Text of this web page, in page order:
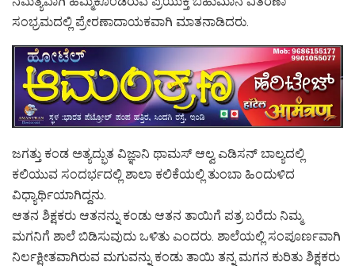
ಸಂಭ್ರಮದಲ್ಲಿ ಪ್ರೇರಣಾದಾಯಕವಾಗಿ ಮಾತನಾಡಿದರು.
ಜಗತ್ತು ಕಂಡ ಅತ್ಯದ್ಭುತ ವಿಜ್ಞಾನಿ ಥಾಮಸ್ ಆಲ್ವ ಎಡಿಸನ್ ಬಾಲ್ಯದಲ್ಲಿ
ಕಲಿಯುವ ಸಂದರ್ಭದಲ್ಲಿ ಶಾಲಾ ಕಲಿಕೆಯಲ್ಲಿ ತುಂಬಾ ಹಿಂದುಳಿದ
ವಿಧ್ಯಾರ್ಥಿಯಾಗಿದ್ದನು.
ಆತನ ಶಿಕ್ಷಕರು ಆತನನ್ನು ಕಂಡು ಆತನ ತಾಯಿಗೆ ಪತ್ರ ಬರೆದು ನಿಮ್ಮ
ಮಗನಿಗೆ ಶಾಲೆ ಬಿಡಿಸುವುದು ಒಳಿತು ಎಂದರು. ಶಾಲೆಯಲ್ಲಿ ಸಂಪೂರ್ಣವಾಗಿ
ನಿರ್ಲಕ್ಷೀತವಾಗಿರುವ ಮಗುವನ್ನು ಕಂಡು ತಾಯಿ ತನ್ನ ಮಗನ ಕುರಿತು ಶಿಕ್ಷಕರು